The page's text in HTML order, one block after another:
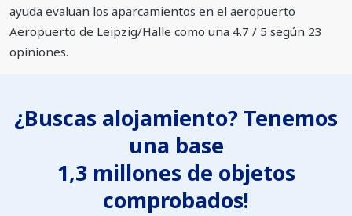
ayuda evaluan los aparcamientos en el aeropuerto
Aeropuerto de Leipzig/Halle como una 4.7 / 5 según 23
opiniones.
¿Buscas alojamiento? Tenemos
una base
1,3 millones de objetos
comprobados!